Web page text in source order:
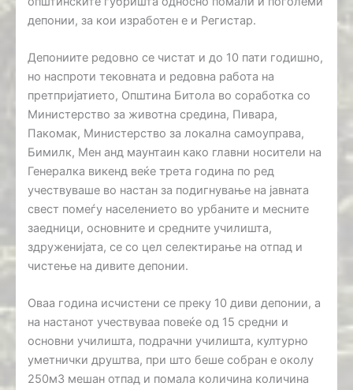
депонии, за кои изработен е и Регистар.
Депониите редовно се чистат и до 10 пати годишно,
но наспроти тековната и редовна работа на
претпријатието, Општина Битола во соработка со
Министерство за животна средина, Пивара,
Пакомак, Министерство за локална самоуправа,
Бимилк, Мен анд маунтаин како главни носители на
Генералка викенд веќе трета година по ред
учествуваше во настан за подигнување на јавната
свест помеѓу населението во урбаните и месните
заедници, основните и средните училишта,
здруженијата, се со цел селектирање на отпад и
чистење на дивите депонии.
Оваа година исчистени се преку 10 диви депонии, а
на настанот учествуваа повеќе од 15 средни и
основни училишта, подрачни училишта, културно
уметнички друштва, при што беше собран е околу
250м3 мешан отпад и помала количина количина